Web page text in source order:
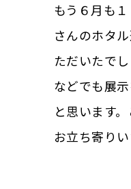
もう６月も
さんのホタ
ただいたで
などでも展
と思います
お立ち寄り